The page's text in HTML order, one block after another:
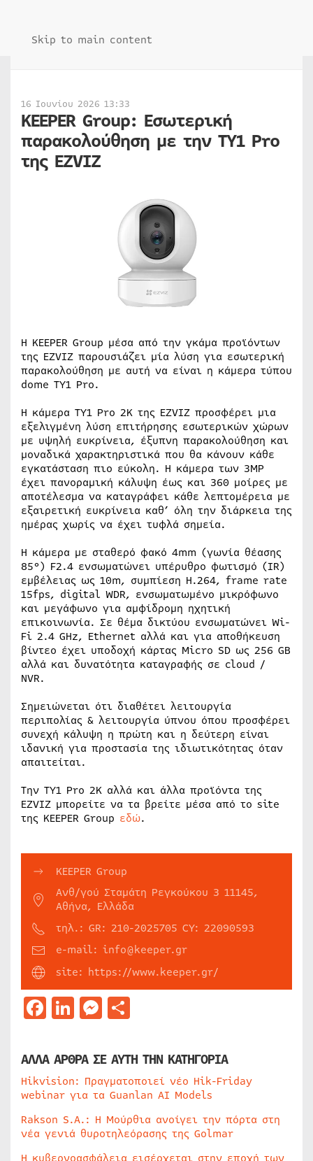
Skip to main content
16 Ιουνίου 2026 13:33
KEEPER Group: Εσωτερική
παρακολούθηση με την TY1 Pro
της EZVIZ
Η KEEPER Group μέσα από την γκάμα προϊόντων
της EZVIZ παρουσιάζει μία λύση για εσωτερική
παρακολούθηση με αυτή να είναι η κάμερα τύπου
dome TY1 Pro.
Η κάμερα ΤΥ1 Pro 2Κ της EZVIZ προσφέρει μια
εξελιγμένη λύση επιτήρησης εσωτερικών χώρων
με υψηλή ευκρίνεια, έξυπνη παρακολούθηση και
μοναδικά χαρακτηριστικά που θα κάνουν κάθε
εγκατάσταση πιο εύκολη. Η κάμερα των 3MP
έχει πανοραμική κάλυψη έως και 360 μοίρες με
αποτέλεσμα να καταγράφει κάθε λεπτομέρεια με
εξαιρετική ευκρίνεια καθ’ όλη την διάρκεια της
ημέρας χωρίς να έχει τυφλά σημεία.
Η κάμερα με σταθερό φακό 4mm (γωνία θέασης
85°) F2.4 ενσωματώνει υπέρυθρο φωτισμό (IR)
εμβέλειας ως 10m, συμπίεση H.264, frame rate
15fps, digital WDR, ενσωματωμένο μικρόφωνο
και μεγάφωνο για αμφίδρομη ηχητική
επικοινωνία. Σε θέμα δικτύου ενσωματώνει Wi-
Fi 2.4 GHz, Ethernet αλλά και για αποθήκευση
βίντεο έχει υποδοχή κάρτας Micro SD ως 256 GB
αλλά και δυνατότητα καταγραφής σε cloud /
NVR.
Σημειώνεται ότι διαθέτει λειτουργία
περιπολίας & λειτουργία ύπνου όπου προσφέρει
συνεχή κάλυψη η πρώτη και η δεύτερη είναι
ιδανική για προστασία της ιδιωτικότητας όταν
απαιτείται.
Την ΤΥ1 Pro 2Κ αλλά και άλλα προϊόντα της
EZVIZ μπορείτε να τα βρείτε μέσα από το site
της KEEPER Group εδώ.
KEEPER Group
Ανθ/γού Σταμάτη Ρεγκούκου 3 11145,
Αθήνα, Ελλάδα
τηλ.: GR: 210-2025705 CY: 22090593
e-mail: info@keeper.gr
site: https://www.keeper.gr/
Facebook
LinkedIn
Messenger
ΑΛΛΑ ΑΡΘΡΑ ΣΕ ΑΥΤΗ ΤΗΝ ΚΑΤΗΓΟΡΙΑ
Hikvision: Πραγματοποιεί νέο Hik-Friday
webinar για τα Guanlan AI Models
Rakson S.A.: Η Μούρθια ανοίγει την πόρτα στη
νέα γενιά θυροτηλεόρασης της Golmar